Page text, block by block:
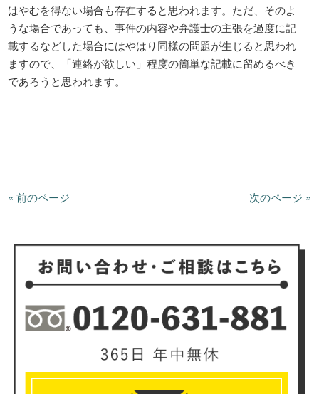
はやむを得ない場合も存在すると思われます。ただ、そのよ
うな場合であっても、事件の内容や弁護士の主張を過度に記
載するなどした場合にはやはり同様の問題が生じると思われ
ますので、「連絡が欲しい」程度の簡単な記載に留めるべき
であろうと思われます。
« 前のページ 次のページ »